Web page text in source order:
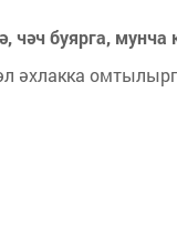
чәч буярга,
әхлакка